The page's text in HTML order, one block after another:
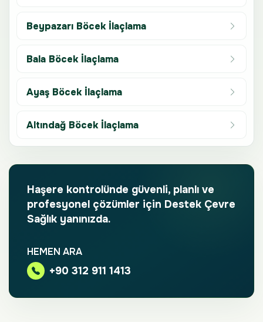
Beypazarı Böcek İlaçlama
Bala Böcek İlaçlama
Ayaş Böcek İlaçlama
Altındağ Böcek İlaçlama
Haşere kontrolünde güvenli, planlı ve
profesyonel çözümler için Destek Çevre
Sağlık yanınızda.
HEMEN ARA
+90 312 911 1413